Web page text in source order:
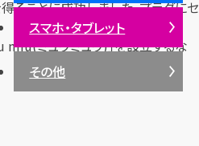
ることに成功しました。プラダにセ
miu(ミュウミュウ)」を設立するな
スマホ・タブレット
その他